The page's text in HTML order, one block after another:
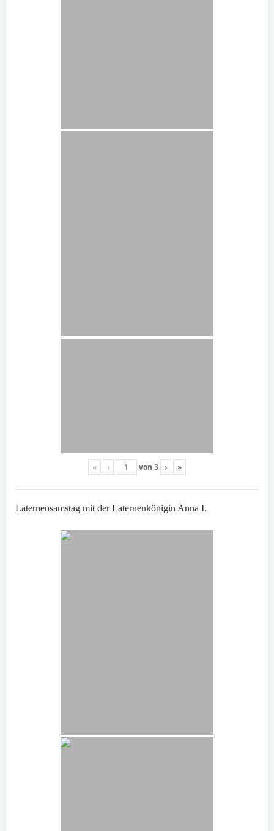
« ‹ von 3 › »
Laternensamstag mit der Laternenkönigin Anna I.